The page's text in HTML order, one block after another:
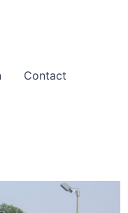
Contact